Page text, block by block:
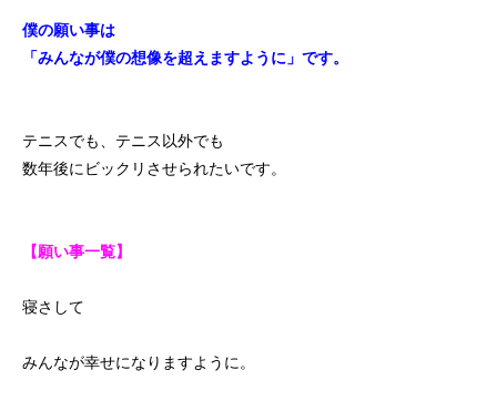
僕の願い事は
「みんなが僕の想像を超えますように」です。
テニスでも、テニス以外でも
数年後にビックリさせられたいです。
【願い事一覧】
寝さして
みんなが幸せになりますように。